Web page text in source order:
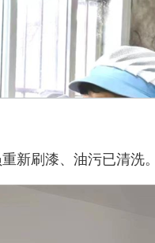
刷漆、油污已清洗。